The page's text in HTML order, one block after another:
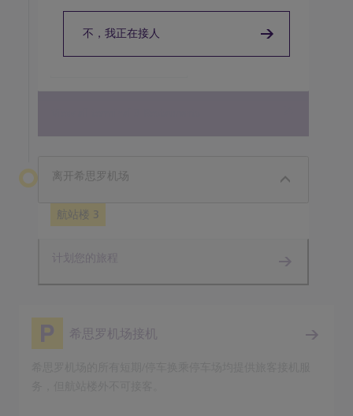
View details
离开希思罗机场
航站楼 3
计划您的旅程
希思罗机场接机
不，我正在接人